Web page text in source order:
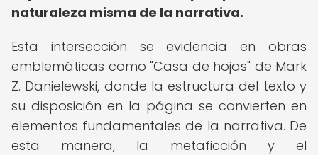
naturaleza misma de la narrativa.
Esta intersección se evidencia en obras
emblemáticas como "Casa de hojas" de Mark
Z. Danielewski, donde la estructura del texto y
su disposición en la página se convierten en
elementos fundamentales de la narrativa. De
esta manera, la metaficción y el